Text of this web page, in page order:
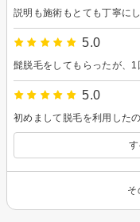
5.0
5.0
そ